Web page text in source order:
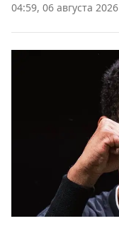
04:59, 06 августа 2026